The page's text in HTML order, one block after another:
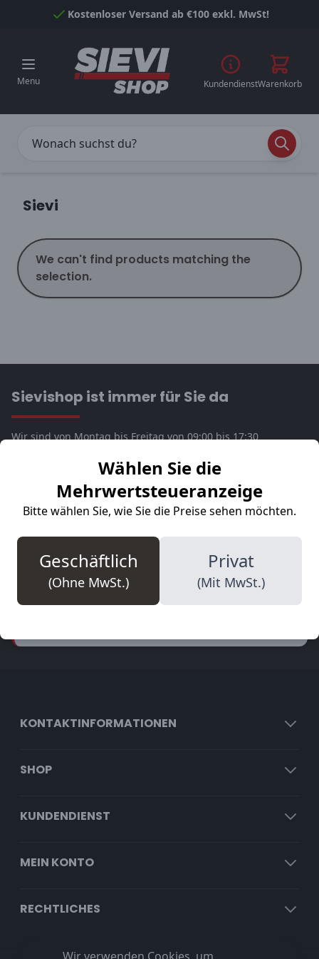
Skip to Content
Wählen Sie die
Mehrwertsteueranzeige
Bitte wählen Sie, wie Sie die Preise sehen möchten.
Geschäftlich
(Ohne MwSt.)
Privat
(Mit MwSt.)
Kostenloser Versand ab €100 exkl. MwSt!
Menu KundendienstWarenkorb
Sievi
We can't find products matching the
selection.
Sievishop ist immer für Sie da
Wir sind von Montag bis Freitag von 09:00 bis 17:30
Phone
+32 14 18 69 08
WhatsApp
Start chat
Senden Sie eine E-Mail
KONTAKTINFORMATIONEN
SHOP
KUNDENDIENST
MEIN KONTO
RECHTLICHES